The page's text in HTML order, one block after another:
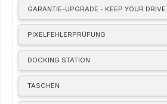
GARANTIE-UPGRADE - KEEP YOUR DRIVE
PIXELFEHLERPRÜFUNG
DOCKING STATION
TASCHEN